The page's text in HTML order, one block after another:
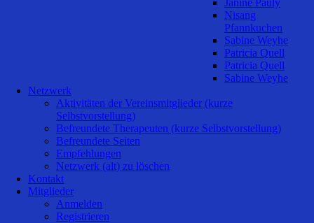
Janine Pauly
Nisang
Pfannkuchen
Sabine Weyhe
Patricia Quell
Patricia Quell
Sabine Weyhe
Netzwerk
Aktivitäten der Vereinsmitglieder (kurze
Selbstvorstellung)
Befreundete Therapeuten (kurze Selbstvorstellung)
Befreundete Seiten
Empfehlungen
Netzwerk (alt) zu löschen
Kontakt
Mitglieder
Anmelden
Registrieren